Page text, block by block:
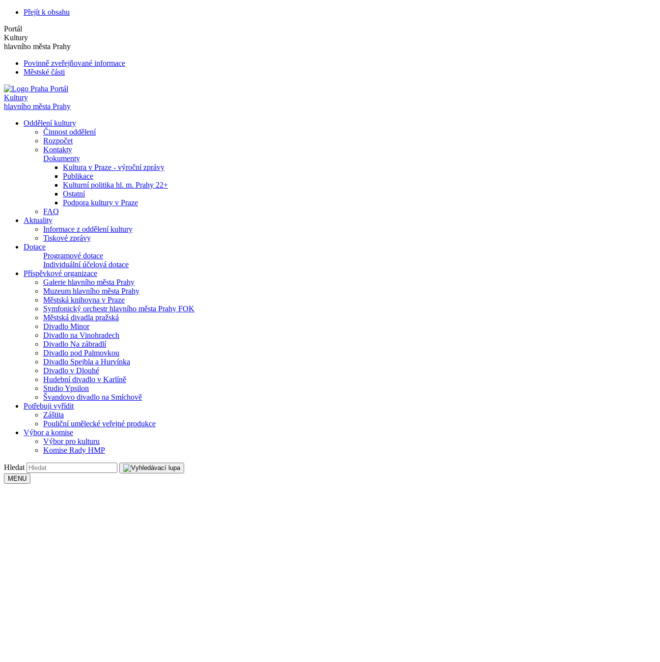
Přejít k obsahu
Portál
Kultury
hlavního města Prahy
Povinně zveřejňované informace
Městské části
Portál
Kultury
hlavního města Prahy
Oddělení kultury
Činnost oddělení
Rozpočet
Kontakty
Dokumenty
Kultura v Praze - výroční zprávy
Publikace
Kulturní politika hl. m. Prahy 22+
Ostatní
Podpora kultury v Praze
FAQ
Aktuality
Informace z oddělení kultury
Tiskové zprávy
Dotace
Programové dotace
Individuální účelová dotace
Příspěvkové organizace
Galerie hlavního města Prahy
Muzeum hlavního města Prahy
Městská knihovna v Praze
Symfonický orchestr hlavního města Prahy FOK
Městská divadla pražská
Divadlo Minor
Divadlo na Vinohradech
Divadlo Na zábradlí
Divadlo pod Palmovkou
Divadlo Spejbla a Hurvínka
Divadlo v Dlouhé
Hudební divadlo v Karlíně
Studio Ypsilon
Švandovo divadlo na Smíchově
Potřebuji vyřídit
Záštita
Pouliční umělecké veřejné produkce
Výbor a komise
Výbor pro kulturu
Komise Rady HMP
Hledat
MENU